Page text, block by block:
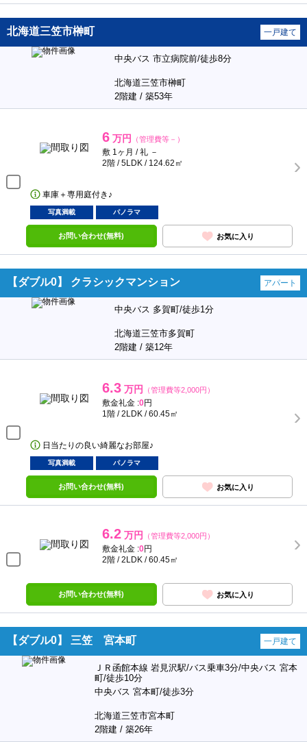
北海道三笠市榊町 一戸建て
中央バス 市立病院前/徒歩8分
北海道三笠市榊町
2階建 / 築53年
6 万円 （管理費等－）
敷 1ヶ月 / 礼 －
2階 / 5LDK / 124.62㎡
車庫＋専用庭付き♪
写真満載 パノラマ
お問い合わせ(無料) お気に入り
【ダブル0】 クラシックマンション アパート
中央バス 多賀町/徒歩1分
北海道三笠市多賀町
2階建 / 築12年
6.3 万円 （管理費等2,000円）
敷金礼金 :0円
1階 / 2LDK / 60.45㎡
日当たりの良い綺麗なお部屋♪
写真満載 パノラマ
お問い合わせ(無料) お気に入り
6.2 万円 （管理費等2,000円）
敷金礼金 :0円
2階 / 2LDK / 60.45㎡
お問い合わせ(無料) お気に入り
【ダブル0】 三笠 宮本町 一戸建て
ＪＲ函館本線 岩見沢駅/バス乗車3分/中央バス 宮本
町/徒歩10分
中央バス 宮本町/徒歩3分
北海道三笠市宮本町
2階建 / 築26年